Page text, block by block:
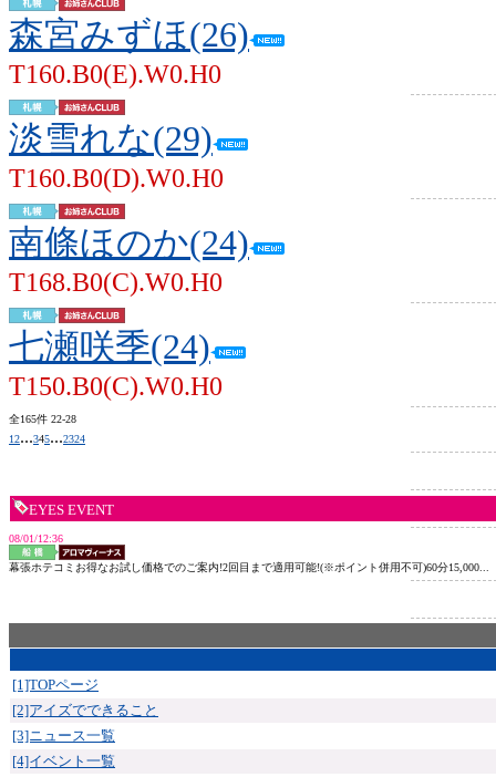
森宮みずほ(26)
T160.B0(E).W0.H0
淡雪れな(29)
T160.B0(D).W0.H0
南條ほのか(24)
T168.B0(C).W0.H0
七瀬咲季(24)
T150.B0(C).W0.H0
全165件 22-28
12...345...2324
EYES EVENT
08/01/12:36
幕張ホテコミお得なお試し価格でのご案内!2回目まで適用可能!(※ポイント併用不可)60分15,000...
[1]TOPページ
[2]アイズでできること
[3]ニュース一覧
[4]イベント一覧